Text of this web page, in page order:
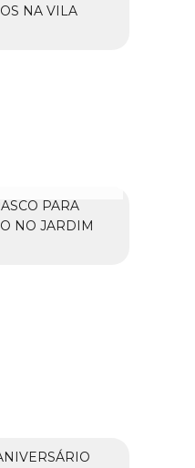
NA VILA
PARA
NO JARDIM